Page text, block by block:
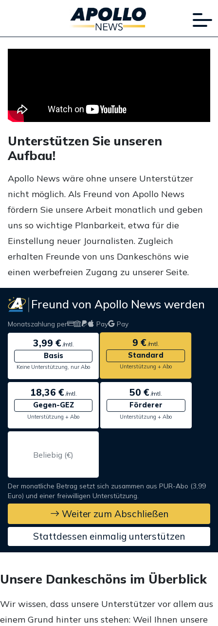
Unterstützen Sie unseren
Aufbau!
Apollo News wäre ohne unsere Unterstützer
nicht möglich. Als Freund von Apollo News
fördern Sie unsere Arbeit monatlich und geben
uns so wichtige Planbarkeit, etwa für die
Einstellung neuer Journalisten. Zugleich
erhalten Freunde von uns Dankeschöns wie
einen werbefreien Zugang zu unserer Seite.
Freund von Apollo News werden
Monatszahlung per Pay Pay
3,99 €/mtl.
Basis
Keine Unterstützung, nur Abo
9 €/mtl.
Standard
Unterstützung + Abo
18,36 €/mtl.
Gegen-GEZ
Unterstützung + Abo
50 € /mtl.
Förderer
Unterstützung + Abo
Der monatliche Betrag setzt sich zusammen aus PUR-Abo (3,99
Euro) und einer freiwilligen Unterstützung.
Weiter zum Abschließen
Stattdessen einmalig unterstützen
Unsere Dankeschöns im Überblick
Wir wissen, dass unsere Unterstützer vor allem aus
einem Grund hinter uns stehen: Weil Ihnen unsere